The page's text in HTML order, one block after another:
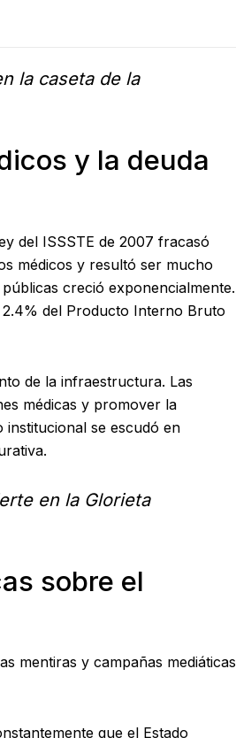
la caseta de la
y la deuda
del ISSSTE de 2007 fracasó
médicos y resultó ser mucho
creció exponencialmente.
del Producto Interno Bruto
de la infraestructura. Las
médicas y promover la
institucional se escudó en
en la Glorieta
sobre el
mentiras y campañas mediáticas
que el Estado